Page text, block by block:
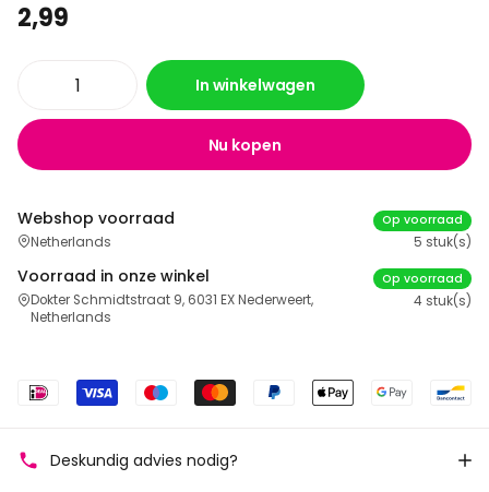
2,99
In winkelwagen
Nu kopen
Webshop voorraad
Netherlands
Op voorraad
5 stuk(s)
Voorraad in onze winkel
Dokter Schmidtstraat 9, 6031 EX Nederweert,
Netherlands
Op voorraad
4 stuk(s)
Deskundig advies nodig?